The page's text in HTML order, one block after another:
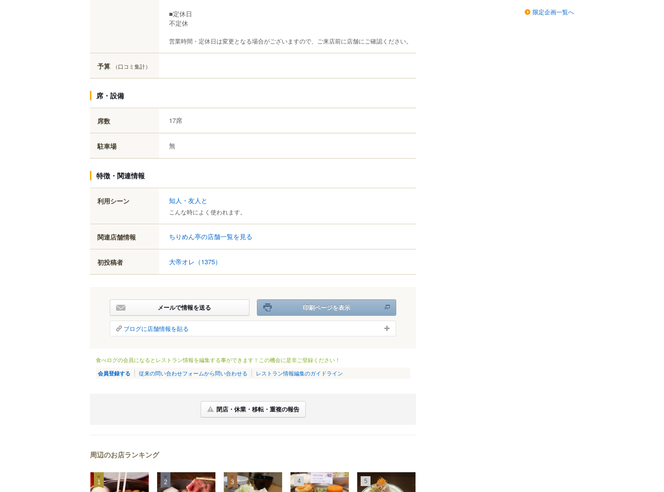
■定休日
不定休
営業時間・定休日は変更となる場合がございますので、ご来店前に店舗にご確認ください。
予算 （口コミ集計）
席・設備
席数 17席
駐車場 無
特徴・関連情報
利用シーン 知人・友人と
こんな時によく使われます。
関連店舗情報 ちりめん亭の店舗一覧を見る
初投稿者 大帝オレ （1375）
メールで情報を送る 印刷ページを表示
ブログに店舗情報を貼る
食べログの会員になるとレストラン情報を編集する事ができます！この機会に是非ご登録ください！
会員登録する 従来の問い合わせフォームから問い合わせる レストラン情報編集のガイドライン
閉店・休業・移転・重複の報告
周辺のお店ランキング
1 2 3 4 5
限定企画一覧へ